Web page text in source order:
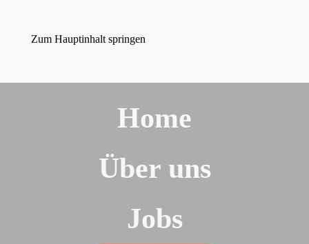
Zum Hauptinhalt springen
Home
Über uns
Jobs